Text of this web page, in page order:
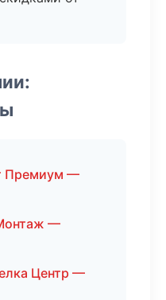
Премиум —
—
Центр —